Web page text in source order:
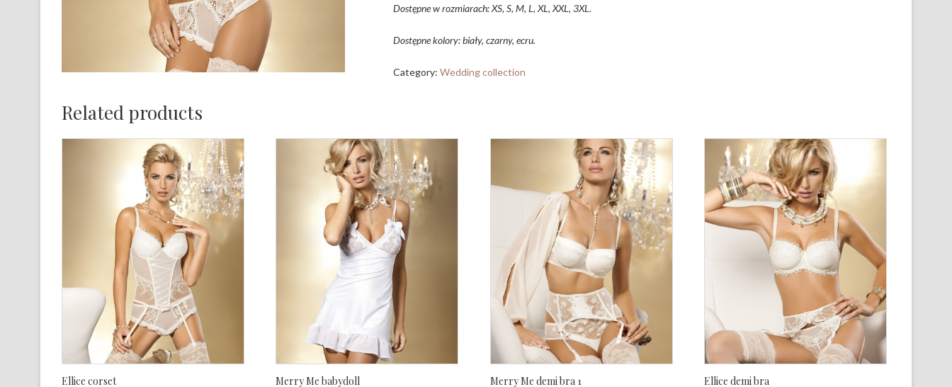
Dostępne w rozmiarach: XS, S, M, L, XL, XXL, 3XL.
Dostępne kolory: biały, czarny, ecru.
Category: Wedding collection
Related products
Ellice corset Merry Me babydoll Merry Me demi bra 1 Ellice demi bra